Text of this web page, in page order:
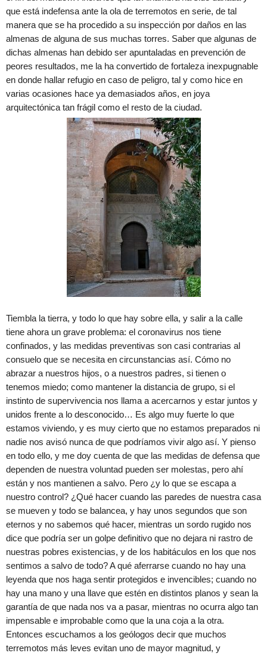
que está indefensa ante la ola de terremotos en serie, de tal
manera que se ha procedido a su inspección por daños en las
almenas de alguna de sus muchas torres. Saber que algunas de
dichas almenas han debido ser apuntaladas en prevención de
peores resultados, me la ha convertido de fortaleza inexpugnable
en donde hallar refugio en caso de peligro, tal y como hice en
varias ocasiones hace ya demasiados años, en joya
arquitectónica tan frágil como el resto de la ciudad.
Tiembla la tierra, y todo lo que hay sobre ella, y salir a la calle
tiene ahora un grave problema: el coronavirus nos tiene
confinados, y las medidas preventivas son casi contrarias al
consuelo que se necesita en circunstancias así. Cómo no
abrazar a nuestros hijos, o a nuestros padres, si tienen o
tenemos miedo; como mantener la distancia de grupo, si el
instinto de supervivencia nos llama a acercarnos y estar juntos y
unidos frente a lo desconocido… Es algo muy fuerte lo que
estamos viviendo, y es muy cierto que no estamos preparados ni
nadie nos avisó nunca de que podríamos vivir algo así. Y pienso
en todo ello, y me doy cuenta de que las medidas de defensa que
dependen de nuestra voluntad pueden ser molestas, pero ahí
están y nos mantienen a salvo. Pero ¿y lo que se escapa a
nuestro control? ¿Qué hacer cuando las paredes de nuestra casa
se mueven y todo se balancea, y hay unos segundos que son
eternos y no sabemos qué hacer, mientras un sordo rugido nos
dice que podría ser un golpe definitivo que no dejara ni rastro de
nuestras pobres existencias, y de los habitáculos en los que nos
sentimos a salvo de todo? A qué aferrarse cuando no hay una
leyenda que nos haga sentir protegidos e invencibles; cuando no
hay una mano y una llave que estén en distintos planos y sean la
garantía de que nada nos va a pasar, mientras no ocurra algo tan
impensable e improbable como que la una coja a la otra.
Entonces escuchamos a los geólogos decir que muchos
terremotos más leves evitan uno de mayor magnitud, y